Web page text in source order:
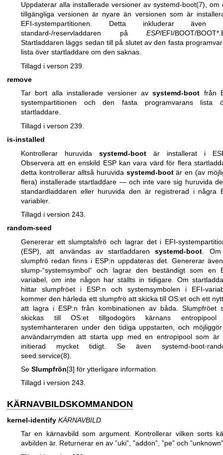
Uppdaterar alla installerade versioner av systemd-boot(7) , om
tillgängliga versionen är nyare än versionen som är
EFI-systempartitionen. Detta inkluderar även
standard-/reservladdaren på ESP/EFI/BOOT/
Startladdaren läggs sedan till på slutet av den fasta
lista över startladdare om den saknas.
Tillagd i verson 239.
remove
Tar bort alla installerade versioner avsystemd-boot från
systempartitionen och den fasta programvarans lista
startladdare.
Tillagd i verson 239.
is-installed
Kontrollerar huruvida systemd-boot är installerat i
Observera att en enskild ESP kan vara värd för flera
detta kontrollerar alltså huruvida systemd-bootär en (av
flera) installerade startladdare — och inte vare sig huruvida
standardladdaren eller huruvida den är registrerad i några
variabler.
Tillagd i version 243.
random-seed
Genererar ett slumptalsfrö och lagrar det i EFI-
(ESP), att användas av startladdarensystemd-boot .
slumpfrö redan finns i ESP:n uppdateras det. Genererar
slump-“systemsymbol“ och lagrar den beständigt som en
variabel, om inte någon har ställts in tidigare. Om
hittar slumpfröet i ESP:n och systemsymbolen i EFI-
kommer den härleda ett slumpfrö att skicka till OS:et och ett
att lagra i ESP:n från kombinationen av båda. Slumpfröet
skickas till OS:et tillgodogörs kärnans
systemhanteraren under den tidiga uppstarten, och
användarrymden att starta upp med en entropipool som är
initierad mycket tidigt. Se även systemd-boot-
seed.service(8)
Se Slumpfrön[3] för ytterligare information.
Tillagd i version 243.
KÄRNAVBILDSKOMMANDON
kernel-identify KÄRNAVBILD
Tar en kärnavbild som argument. Kontrollerar vilken sorts
avbilden är. Returnerar en av ”uki”, ”addon”, ”pe” och